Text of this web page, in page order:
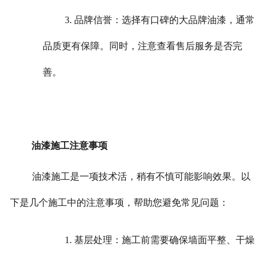
3. 品牌信誉：选择有口碑的大品牌油漆，通常
品质更有保障。同时，注意查看售后服务是否完
善。
油漆施工注意事项
油漆施工是一项技术活，稍有不慎可能影响效果。以
下是几个施工中的注意事项，帮助您避免常见问题：
1. 基层处理：施工前需要确保墙面平整、干燥